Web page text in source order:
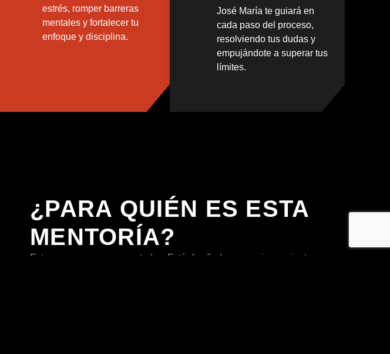
estrés, romper barreras
mentales y fortalecer tu
enfoque y disciplina.
José María te guiará en
cada paso del proceso,
resolviendo tus dudas y
empujándote a superar tus
límites.
¿PARA QUIÉN ES ESTA
MENTORÍA?
Este programa no es para todos. Está diseñado para quienes sienten que